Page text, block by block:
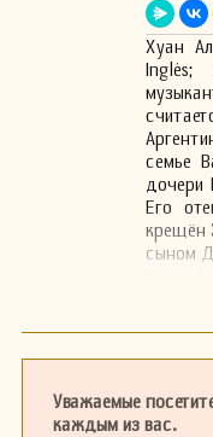
Хуан
Inglés;
семье
дочери
Его
крещён
сыном
годах
Уважаемые
каждым из вас.